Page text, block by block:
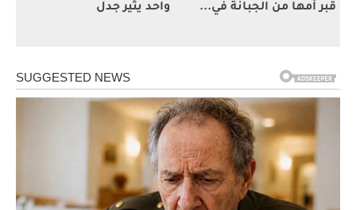
قبر أمها من الجبانة في...
واحد يثير جدل